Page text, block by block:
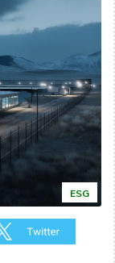
ESG